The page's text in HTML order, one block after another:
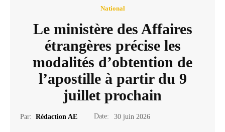
National
Le ministère des Affaires
étrangères précise les
modalités d’obtention de
l’apostille à partir du 9
juillet prochain
Par: Rédaction AE Date: 30 juin 2026